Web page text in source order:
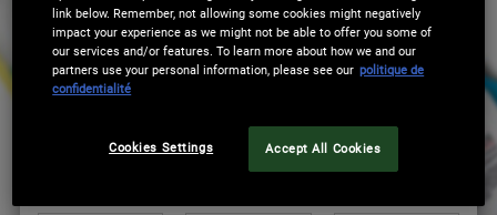
ET PROFITEZ DE10€ OFFERTS SUR
VOTRE PREMIÈRE COMMANDE.
(*) Champ Obligatoire
newslettersignup.title.legend Je préfère ne pas préciser
link below. Remember, not allowing some cookies might negatively
impact your experience as we might not be able to offer you some of
our services and/or features. To learn more about how we and our
partners use your personal information, please see our politique de
confidentialité
Cookies Settings Accept All Cookies